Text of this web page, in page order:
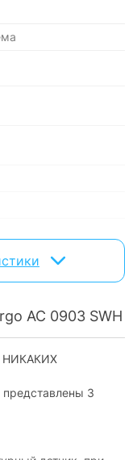
+ осушение
AC 0903 SWН
НИКАКИХ
представлены 3